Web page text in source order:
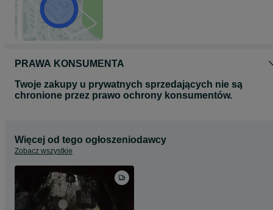
boho
minimalistycznym
dekoracja świąteczna
całoroczna ozdoba wnętrz
prezent z okazji chrztu, komunii, ślubu
Każdy anioł jest wykonywany ręcznie, dlatego mogą występować
drobne różnice w usłojeniu i odcieniu drewna – to naturalna cecha
Cena dotyczy dużego anioła
PRAWA KONSUMENTA
Twoje zakupy u prywatnych sprzedających nie są
chronione przez prawo ochrony konsumentów.
Więcej od tego ogłoszeniodawcy
Zobacz wszystkie